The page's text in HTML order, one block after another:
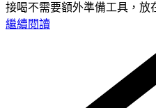
接喝不需要額外準備工具，放
繼續閱讀